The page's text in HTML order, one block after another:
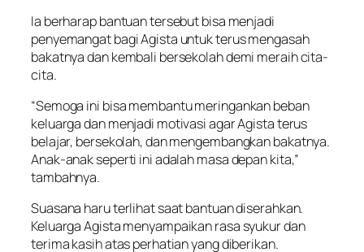
Ia berharap bantuan tersebut bisa menjadi
penyemangat bagi Agista untuk terus mengasah
bakatnya dan kembali bersekolah demi meraih cita-
cita.
“Semoga ini bisa membantu meringankan beban
keluarga dan menjadi motivasi agar Agista terus
belajar, bersekolah, dan mengembangkan bakatnya.
Anak-anak seperti ini adalah masa depan kita,”
tambahnya.
Suasana haru terlihat saat bantuan diserahkan.
Keluarga Agista menyampaikan rasa syukur dan
terima kasih atas perhatian yang diberikan.